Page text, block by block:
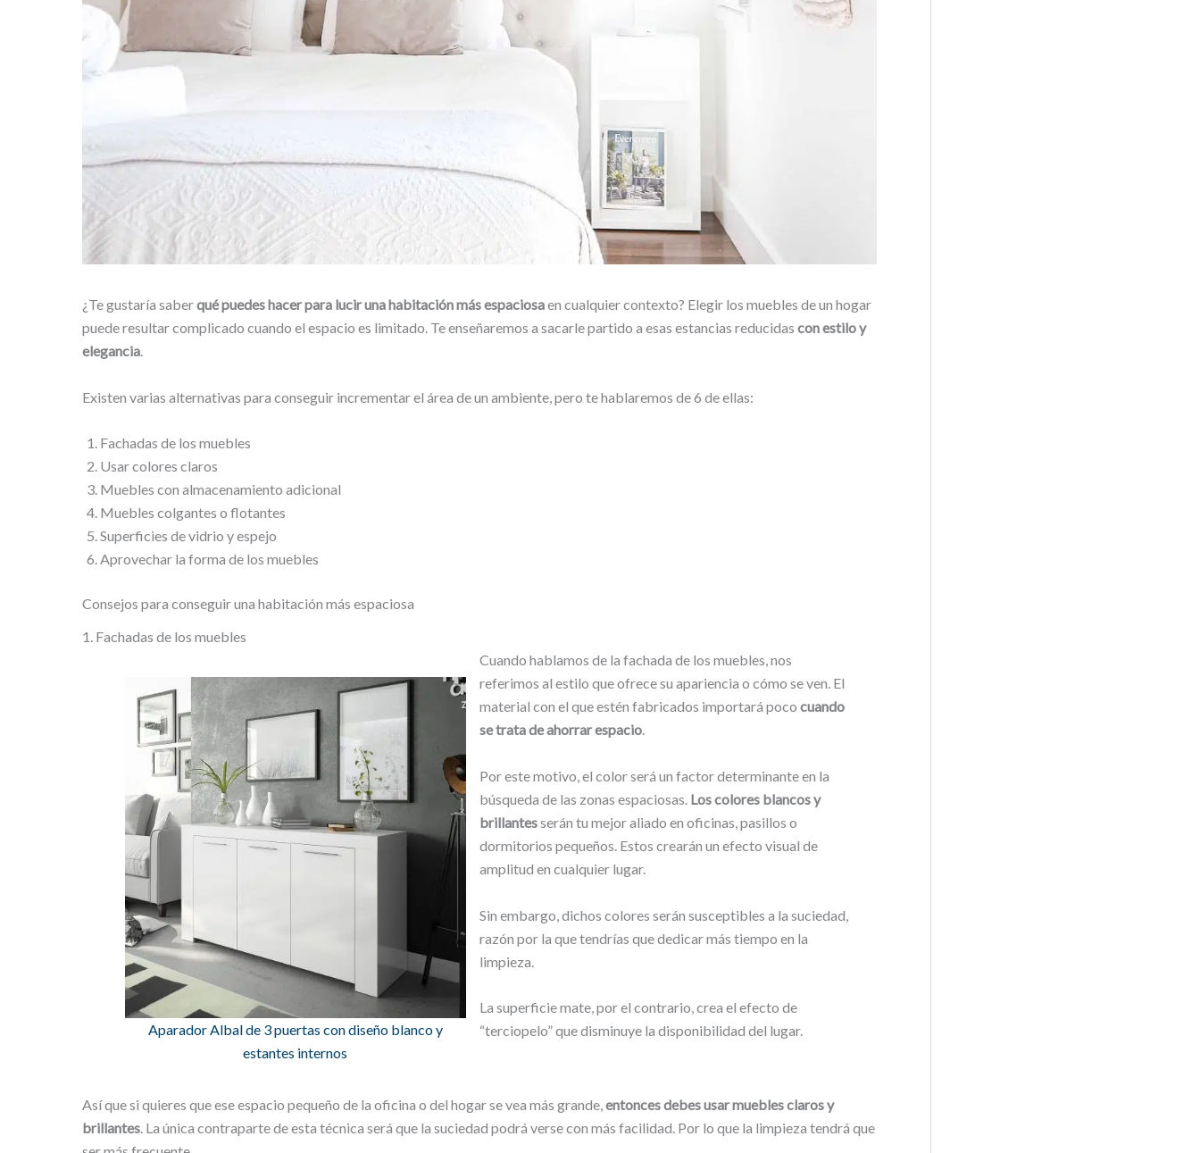
¿Te gustaría saberqué puedes hacer para lucir una habitación más espaciosaen cualquier contexto? Elegir los muebles de un hogar
puede resultar complicado cuando el espacio es limitado. Te enseñaremos a sacarle partido a esas estancias reducidas con estilo y
elegancia.
Existen varias alternativas para conseguir incrementar el área de un ambiente, pero te hablaremos de 6 de ellas:
Fachadas de los muebles
Usar colores claros
Muebles con almacenamiento adicional
Muebles colgantes o flotantes
Superficies de vidrio y espejo
Aprovechar la forma de los muebles
Consejos para conseguir una habitación más espaciosa
1. Fachadas de los muebles
Aparador Albal de 3 puertas con diseño blanco y
estantes internos
Cuando hablamos de la fachada de los muebles, nos
referimos al estilo que ofrece su apariencia o cómo se ven. El
material con el que estén fabricados importará pococuando
se trata de ahorrar espacio.
Por este motivo, el color será un factor determinante en la
búsqueda de las zonas espaciosas. Los colores blancos y
brillantesserán tu mejor aliado en oficinas, pasillos o
dormitorios pequeños. Estos crearán un efecto visual de
amplitud en cualquier lugar.
Sin embargo, dichos colores serán susceptibles a la suciedad,
razón por la que tendrías que dedicar más tiempo en la
limpieza.
La superficie mate, por el contrario, crea el efecto de
“terciopelo” que disminuye la disponibilidad del lugar.
Así que si quieres que ese espacio pequeño de la oficina o del hogar se vea más grande,entonces debes usar muebles claros y
brillantes. La única contraparte de esta técnica será que la suciedad podrá verse con más facilidad. Por lo que la limpieza tendrá que